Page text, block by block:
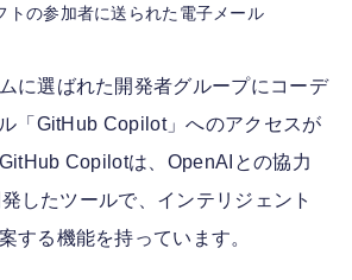
トの参加者に送られた電子メール
に選ばれた開発者グループにコーデ
「GitHub Copilot」へのアクセスが
Copilotは、OpenAIとの協力
したツールで、インテリジェント
する機能を持っています。